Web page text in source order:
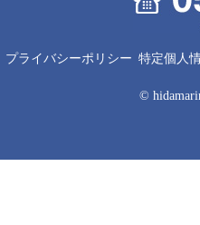
プライバシーポリシー 特定個人
©